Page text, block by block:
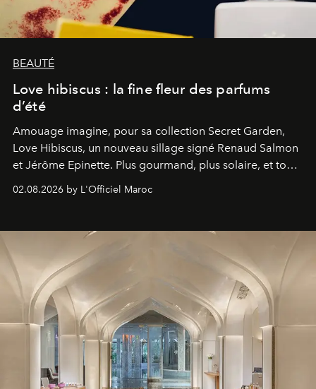
BEAUTÉ
Love hibiscus : la fine fleur des parfums
d’été
Amouage imagine, pour sa collection Secret Garden,
Love Hibiscus, un nouveau sillage signé Renaud Salmon
et Jérôme Epinette. Plus gourmand, plus solaire, et tout
à fait irrésistible.
02.08.2026 by L'Officiel Maroc